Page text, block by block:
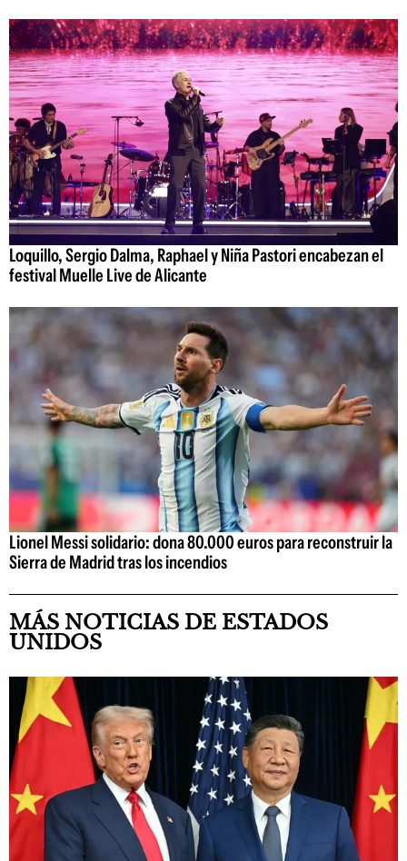
Loquillo, Sergio Dalma, Raphael y Niña Pastori encabezan el
festival Muelle Live de Alicante
Lionel Messi solidario: dona 80.000 euros para reconstruir la
Sierra de Madrid tras los incendios
MÁS NOTICIAS DE ESTADOS
UNIDOS